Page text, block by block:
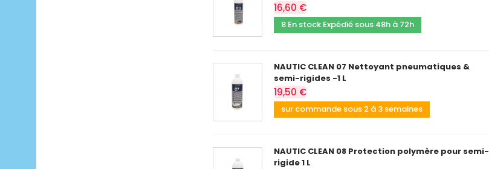
16,60 €
8 En stock Expédié sous 48h à 72h
NAUTIC CLEAN 07 Nettoyant pneumatiques &
semi-rigides -1 L
19,50 €
sur commande sous 2 à 3 semaines
NAUTIC CLEAN 08 Protection polymère pour semi-
rigide 1 L